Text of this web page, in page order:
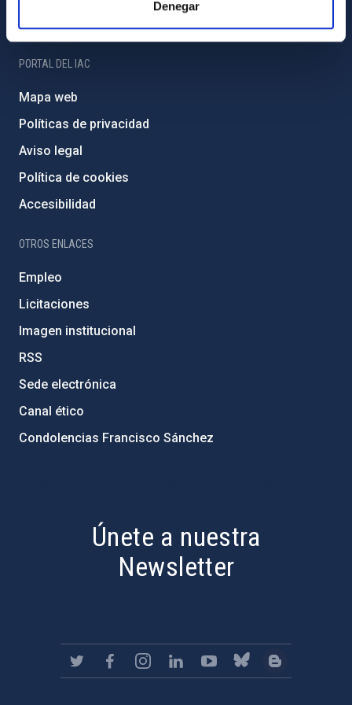
Denegar
Amigos del IAC
PORTAL DEL IAC
Mapa web
Políticas de privacidad
Aviso legal
Política de cookies
Accesibilidad
OTROS ENLACES
Empleo
Licitaciones
Imagen institucional
RSS
Sede electrónica
Canal ético
Condolencias Francisco Sánchez
Únete a nuestra
Newsletter